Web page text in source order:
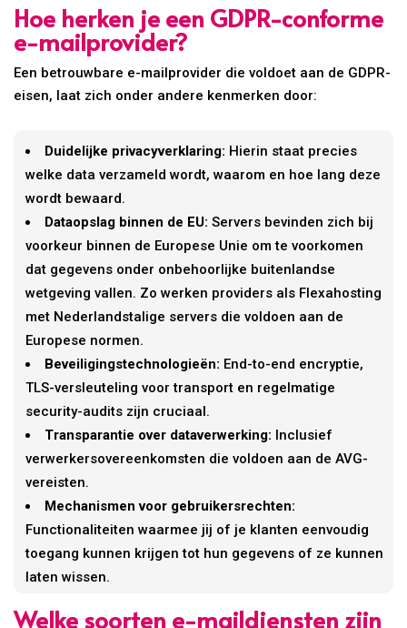
Hoe herken je een GDPR-conforme
e-mailprovider?
Een betrouwbare e-mailprovider die voldoet aan de GDPR-
eisen, laat zich onder andere kenmerken door:
Duidelijke privacyverklaring: Hierin staat precies
welke data verzameld wordt, waarom en hoe lang deze
wordt bewaard.
Dataopslag binnen de EU: Servers bevinden zich bij
voorkeur binnen de Europese Unie om te voorkomen
dat gegevens onder onbehoorlijke buitenlandse
wetgeving vallen. Zo werken providers als Flexahosting
met Nederlandstalige servers die voldoen aan de
Europese normen.
Beveiligingstechnologieën: End-to-end encryptie,
TLS-versleuteling voor transport en regelmatige
security-audits zijn cruciaal.
Transparantie over dataverwerking: Inclusief
verwerkersovereenkomsten die voldoen aan de AVG-
vereisten.
Mechanismen voor gebruikersrechten:
Functionaliteiten waarmee jij of je klanten eenvoudig
toegang kunnen krijgen tot hun gegevens of ze kunnen
laten wissen.
Welke soorten e-maildiensten zijn